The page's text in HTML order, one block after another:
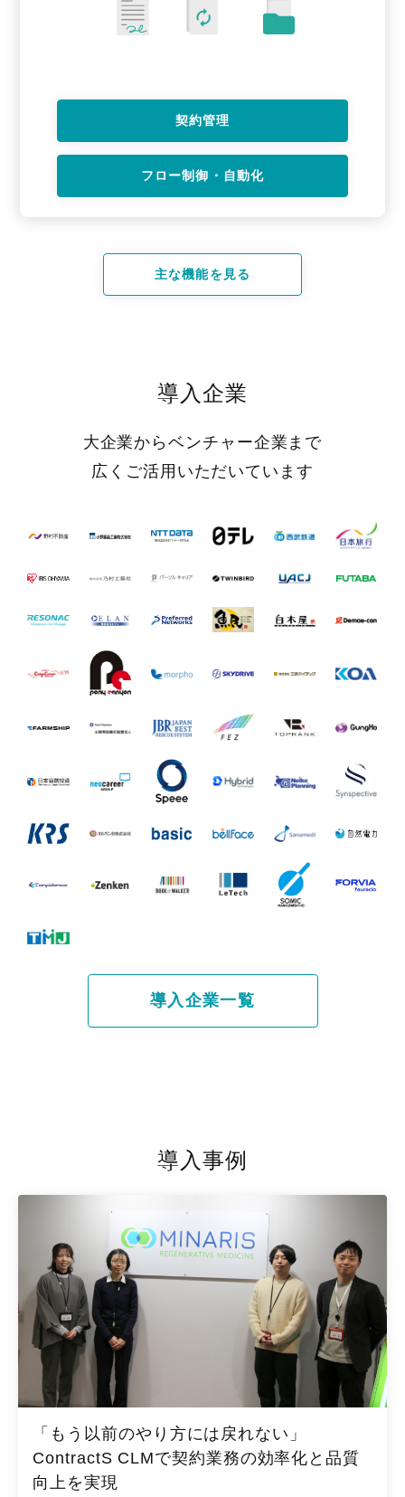
契約管理
フロー制御・自動化
主な機能を見る
導入企業
大企業からベンチャー企業まで
広くご活用いただいています
導入企業一覧
導入事例
「もう以前のやり方には戻れない」
ContractS CLMで契約業務の効率化と品質
向上を実現